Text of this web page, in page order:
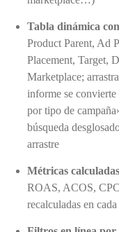
Tabla dinámica
Product Parent, Ad
Placement, Target,
Marketplace;
informe se
por tipo de
búsqueda
arrastre
Métricas
ROAS, ACOS,
recalculadas en